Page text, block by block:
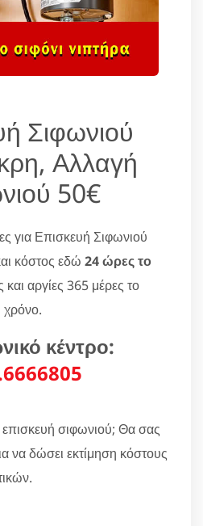
Σιφωνιού
Αλλαγή
50€
για Επισκευή Σιφωνιού
κόστος εδώ 24 ώρες το
αργίες 365 μέρες το
χρόνο.
κέντρο:
επισκευή σιφωνιού; Θα σας
να δώσει εκτίμηση κόστους